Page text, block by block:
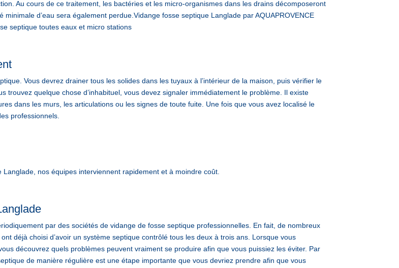
Au cours de ce traitement, les bactéries et les micro-organismes dans les drains décomposeront
d’eau sera également perdue.Vidange fosse septique Langlade par AQUAPROVENCE
septique toutes eaux et micro stations
Vous devrez drainer tous les solides dans les tuyaux à l’intérieur de la maison, puis vérifier le
trouvez quelque chose d’inhabituel, vous devez signaler immédiatement le problème. Il existe
dans les murs, les articulations ou les signes de toute fuite. Une fois que vous avez localisé le
professionnels.
nos équipes interviennent rapidement et à moindre coût.
par des sociétés de vidange de fosse septique professionnelles. En fait, de nombreux
déjà choisi d’avoir un système septique contrôlé tous les deux à trois ans. Lorsque vous
découvrez quels problèmes peuvent vraiment se produire afin que vous puissiez les éviter. Par
de manière régulière est une étape importante que vous devriez prendre afin que vous